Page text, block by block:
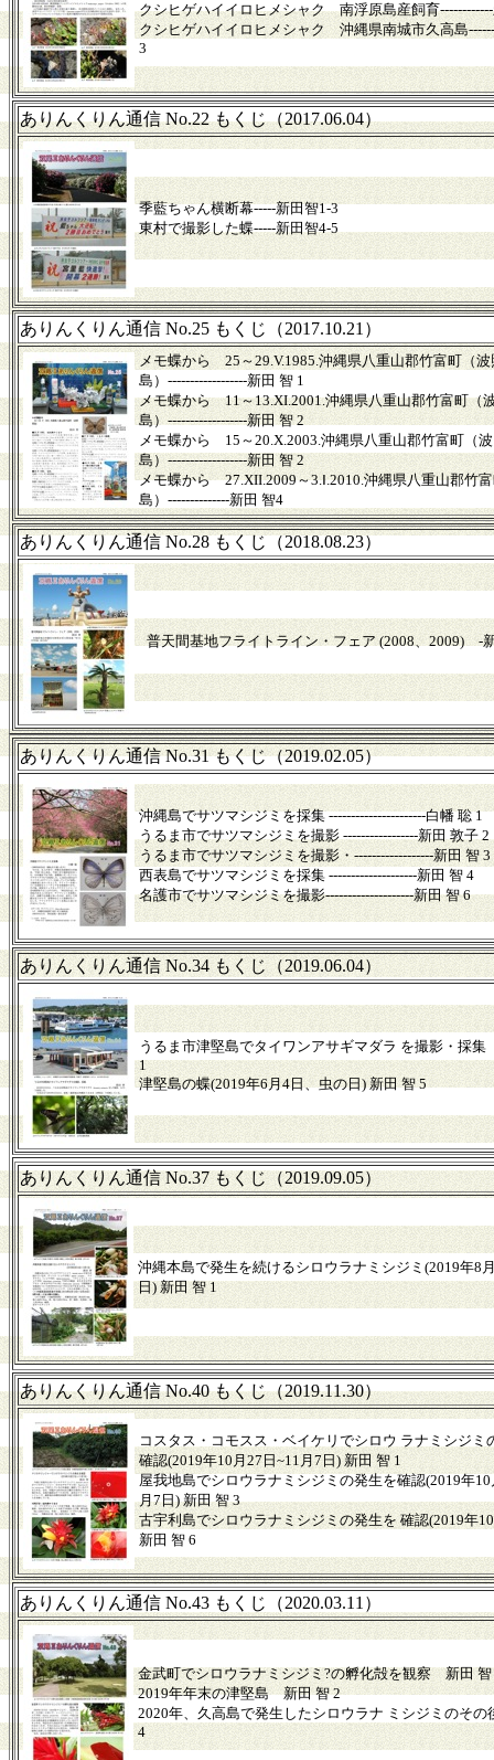
クシヒゲハイイロヒメシャク 南浮原島産飼育
クシヒゲハイイロヒメシャク 沖縄県南城市久高島
3
ありんくりん通信 No.22 もくじ（2017.06.04）
季藍ちゃん横断幕-----新田智1-3
東村で撮影した蝶-----新田智4-5
ありんくりん通信 No.25 もくじ（2017.10.21）
メモ蝶から 25～29.V.1985.沖縄県八重山郡竹富町（波
島）------------------新田 智 1
メモ蝶から 11～13.XI.2001.沖縄県八重山郡竹富町（
島）------------------新田 智 2
メモ蝶から 15～20.X.2003.沖縄県八重山郡竹富町（
島）------------------新田 智 2
メモ蝶から 27.XII.2009～3.Ⅰ.2010.沖縄県八重山郡竹
島）--------------新田 智4
ありんくりん通信 No.28 もくじ（2018.08.23）
普天間基地フライトライン・フェア (2008、2009) -
ありんくりん通信 No.31 もくじ（2019.02.05）
沖縄島でサツマシジミを採集 ----------------------白幡 聡 1
うるま市でサツマシジミを撮影 -----------------新田 敦子 2
うるま市でサツマシジミを撮影・------------------新田 智 3
西表島でサツマシジミを採集 --------------------新田 智 4
名護市でサツマシジミを撮影--------------------新田 智 6
ありんくりん通信 No.34 もくじ（2019.06.04）
うるま市津堅島でタイワンアサギマダラ を撮影・採
1
津堅島の蝶(2019年6月4日、虫の日) 新田 智 5
ありんくりん通信 No.37 もくじ（2019.09.05）
沖縄本島で発生を続けるシロウラナミシジミ(2019年8
日) 新田 智 1
ありんくりん通信 No.40 もくじ（2019.11.30）
コスタス・コモスス・ベイケリでシロウ ラナミシジミ
確認(2019年10月27日~11月7日) 新田 智 1
屋我地島でシロウラナミシジミの発生を確認(2019年10
月7日) 新田 智 3
古宇利島でシロウラナミシジミの発生を 確認(2019年
新田 智 6
ありんくりん通信 No.43 もくじ（2020.03.11）
金武町でシロウラナミシジミ?の孵化殻を観察 新田 智
2019年年末の津堅島 新田 智 2
2020年、久高島で発生したシロウラナ ミシジミのそ
4